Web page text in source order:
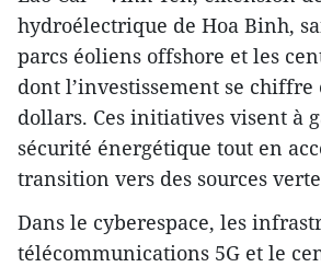
hydroélectrique de Hoa Binh,
parcs éoliens offshore et les
dont l’investissement se
dollars. Ces initiatives visent à
sécurité énergétique tout en
transition vers des sources
Dans le cyberespace, les
télécommunications 5G et le